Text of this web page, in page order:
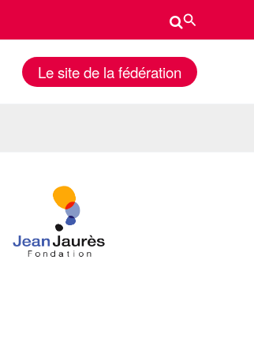
Rechercher
Le site de la fédération